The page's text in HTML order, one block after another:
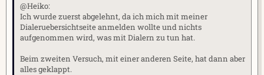
@Heiko:
Ich wurde zuerst abgelehnt, da ich mich mit meiner
Dialeruebersichtseite anmelden wollte und nichts
aufgenommen wird, was mit Dialern zu tun hat.
Beim zweiten Versuch, mit einer anderen Seite, hat dann aber
alles geklappt.